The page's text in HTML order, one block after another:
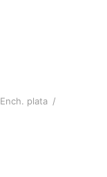
Ench. plata /